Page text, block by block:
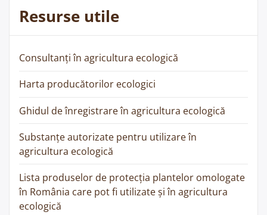
aprilie 2026. Având în vedere necesitatea sprijinirii
operatorilor din agricultura ecologică în aplicarea
2018/848 și ale Regulamentului de punere în
aplicare …Cite;te mai departe„Lista
protecția
omologate
care
pot
Resurse utile
Consultanți în agricultura ecologică
Harta producătorilor ecologici
Ghidul de înregistrare în agricultura ecologică
Substanțe autorizate pentru utilizare în
agricultura ecologică
Lista produselor de protecția plantelor omologate
în România care pot fi utilizate și în agricultura
ecologică